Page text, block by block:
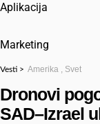
Aplikacija
Marketing
Vesti > Amerika , Svet
Dronovi
SAD–Izrael